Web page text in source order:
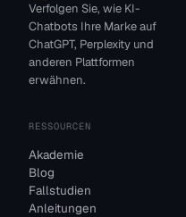
Verfolgen Sie, wie KI-
Chatbots Ihre Marke auf
ChatGPT, Perplexity und
anderen Plattformen
erwähnen.
RESSOURCEN
Akademie
Blog
Fallstudien
Anleitungen